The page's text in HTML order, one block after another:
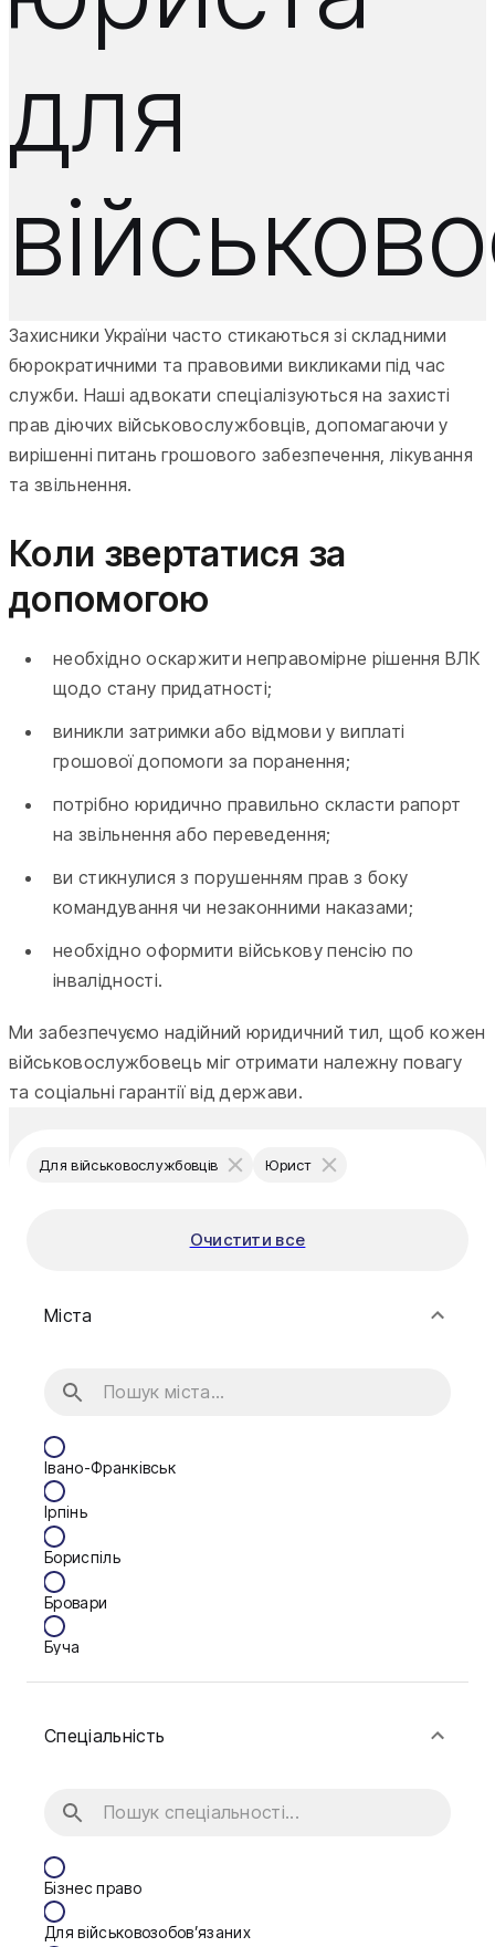
для
Захисники України часто стикаються зі складними
бюрократичними та правовими викликами під час
служби. Наші адвокати спеціалізуються на захисті
прав діючих військовослужбовців, допомагаючи у
вирішенні питань грошового забезпечення, лікування
та звільнення.
Коли звертатися за
допомогою
необхідно оскаржити неправомірне рішення ВЛК
щодо стану придатності;
виникли затримки або відмови у виплаті
грошової допомоги за поранення;
потрібно юридично правильно скласти рапорт
на звільнення або переведення;
ви стикнулися з порушенням прав з боку
командування чи незаконними наказами;
необхідно оформити військову пенсію по
інвалідності.
Ми забезпечуємо надійний юридичний тил, щоб кожен
військовослужбовець міг отримати належну повагу
та соціальні гарантії від держави.
Для військовослужбовців Юрист
Очистити все
Міста
Івано-Франківськ
Ірпінь
Бориспіль
Бровари
Буча
Васильків
Дніпро
Запоріжжя
Калуш
Спеціальність
Бізнес право
Для військовозобов’язаних